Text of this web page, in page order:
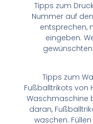
Tipps zum
Nummer auf
entsprechen,
eingeben.
Tipps zum
Fußballtrikots von
Waschmaschine
daran,
waschen.